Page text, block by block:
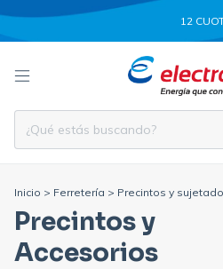
12 CUOTAS SIN
Inicio > Ferretería > Precintos y
Precintos y
Accesorios